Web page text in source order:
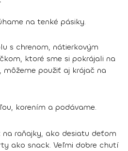
na tenké pásiky.
s chrenom, nátierkovým
ktoré sme si pokrájali na
môžeme použiť aj krájač na
korením a podávame.
raňajky, ako desiatu deťom
ako snack. Veľmi dobre chutí